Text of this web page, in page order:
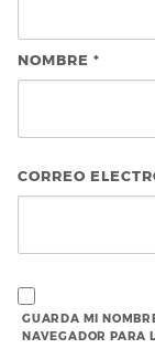
NOMBRE *
CORREO
GUARDA MI
NAVEGADOR PARA